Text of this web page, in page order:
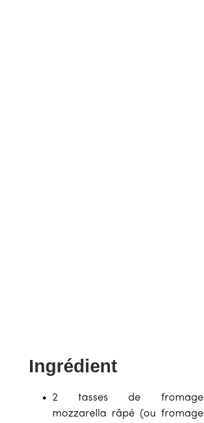
Ingrédient
2 tasses de fromage
mozzarella râpé (ou fromage